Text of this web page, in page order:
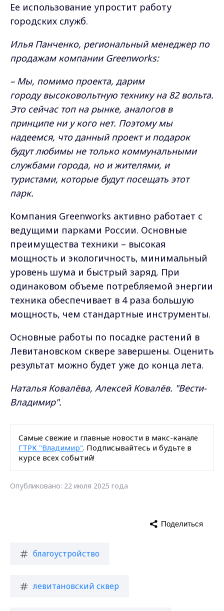
Ее использование упростит работу
городских служб.
Илья Панченко, региональный менеджер по
продажам компании Greenworks:
– Мы, помимо проекта, дарим
городу высоковольтную технику на 82 вольта.
Это сейчас топ на рынке, аналогов в
принципе ни у кого нет. Поэтому мы
надеемся, что данный проект и подарок
будут любимы не только коммунальными
службами города, но и жителями, и
туристами, которые будут посещать этот
парк.
Компания Greenworks активно работает с
ведущими парками России. Основные
преимущества техники – высокая
мощность и экологичность, минимальный
уровень шума и быстрый заряд. При
одинаковом объеме потребляемой энергии
техника обеспечивает в 4 раза большую
мощность, чем стандартные инструменты.
Основные работы по посадке растений в
Левитановском сквере завершены. Оценить
результат можно будет уже до конца лета.
Наталья Ковалёва, Алексей Ковалёв. "Вести-
Владимир".
Самые свежие и главные новости в макс-канале
ГТРК "Владимир". Подписывайтесь и будьте в
курсе всех событий!
Опубликовано: 22 июля 2025 года
благоустройство
левитановский сквер
Поделиться